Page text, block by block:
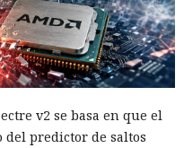
v2 se basa en que el
del predictor de saltos